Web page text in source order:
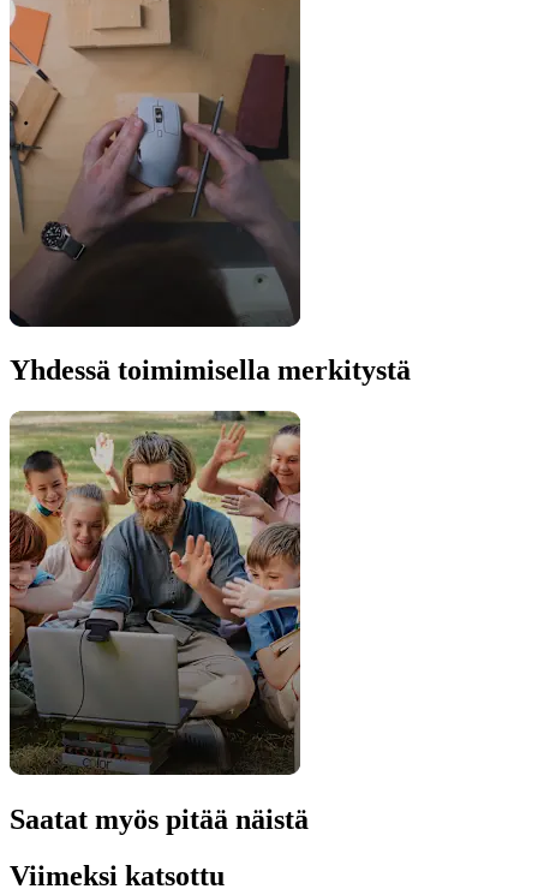
Yhdessä toimimisella merkitystä
Saatat myös pitää näistä
Viimeksi katsottu